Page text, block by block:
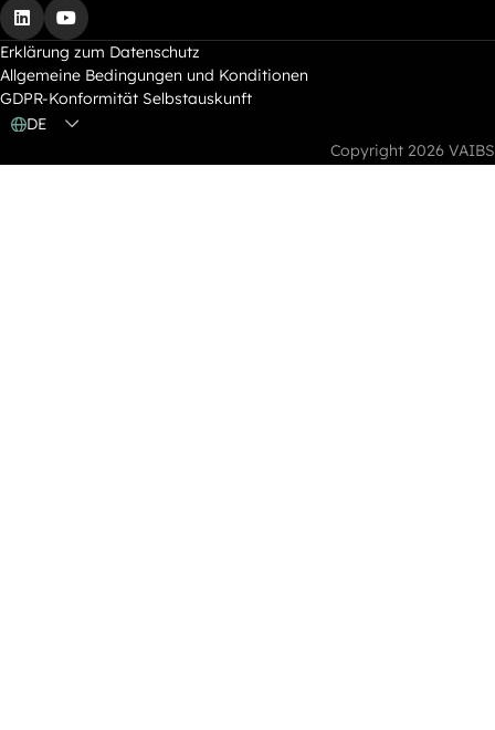
LinkedInYouTube
DE
Copyright 2026 VAIBS
Erklärung zum Datenschutz
Allgemeine Bedingungen und Konditionen
GDPR-Konformität Selbstauskunft